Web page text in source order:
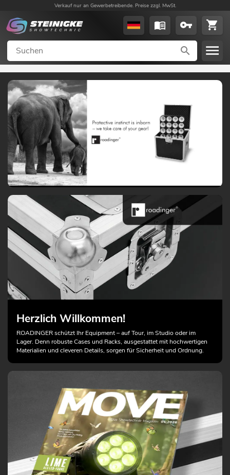
Verkauf nur an Gewerbetreibende. Preise zzgl. MwSt.
Herzlich Willkommen!
ROADINGER schützt Ihr Equipment – auf Tour, im Studio oder im
Lager. Denn robuste Cases und Racks, ausgestattet mit hochwertigen
Materialien und cleveren Details, sorgen für Sicherheit und Ordnung.